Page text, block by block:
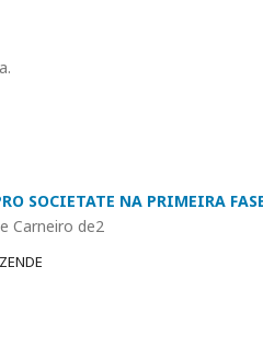
SOCIETATE NA PRIMEIRA
Carneiro de2